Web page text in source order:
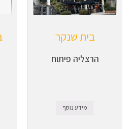
בית שנקר
הרצליה פיתוח
מידע נוסף